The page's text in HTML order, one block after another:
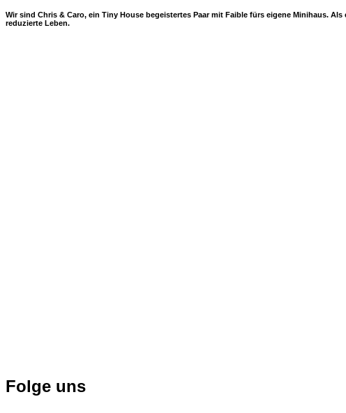
Wir sind Chris & Caro, ein Tiny House begeistertes Paar mit Faible fürs eigene Minihaus.
reduzierte Leben.
Folge uns